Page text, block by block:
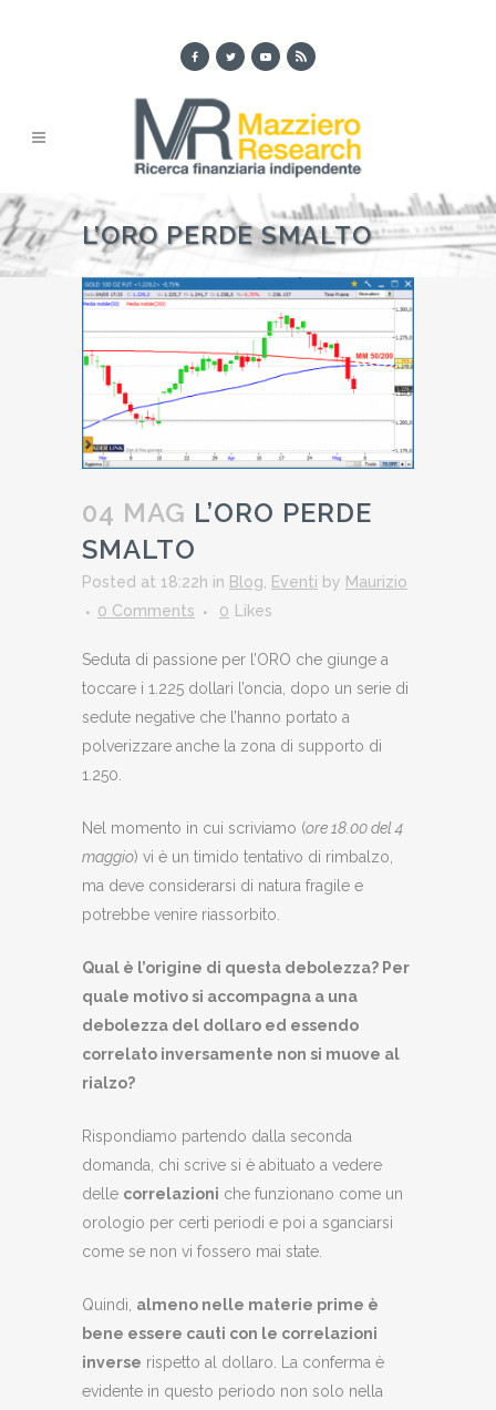
L’ORO PERDE SMALTO
04 MAG L’ORO PERDE
SMALTO
Posted at 18:22h in Blog Eventi by Maurizio
0 Comments
0 Likes
Seduta di passione per l’ORO che giunge a
toccare i 1.225 dollari l’oncia, dopo un serie di
sedute negative che l’hanno portato a
polverizzare anche la zona di supporto di
1.250.
Nel momento in cui scriviamo (ore 18.00 del 4
maggio) vi è un timido tentativo di rimbalzo,
ma deve considerarsi di natura fragile e
potrebbe venire riassorbito.
Qual è l’origine di questa debolezza? Per
quale motivo si accompagna a una
debolezza del dollaro ed essendo
correlato inversamente non si muove al
rialzo?
Rispondiamo partendo dalla seconda
domanda, chi scrive si è abituato a vedere
delle correlazioni che funzionano come un
orologio per certi periodi e poi a sganciarsi
come se non vi fossero mai state.
Quindi, almeno nelle materie prime è
bene essere cauti con le correlazioni
inverse rispetto al dollaro. La conferma è
evidente in questo periodo non solo nella